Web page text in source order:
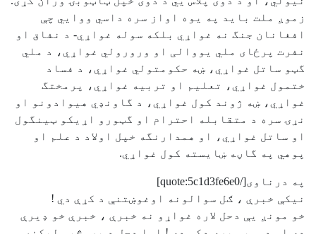
زموږ ملت باید په يوه اواز سره داسي ووایي چې
افغانان جنگ نه غواړي بلکه سوله غواړي- د نفاق او
نفرت پرځای ملي یووالی او ورورولي غواړي، د ملي
گټو ساتل غواړي، ښه حکومتولي غواړي، د فساد
ختمول غواړي، تعلیم او تربیه غواړي، پرمختگ
غواړي، ښه ژوند کول غواړي، د گاونډي هيوادونو او
نړۍ سره د متقابله احترام او گټورو اړیکو ټينگول
او ساتل غواړي، او همدارنگه خپل اولاد د علم او
پوهي په گاڼه ښایسته کول غواړي.
په درناوی[/quote:5c1d3fe6e0]
نيکې خبرې ، ګل سوالونه اوغوښتنې د کړې دي !
خو مونږ يې دحل لاره غواړو نه خبرې ، خبرې خو ډيرې